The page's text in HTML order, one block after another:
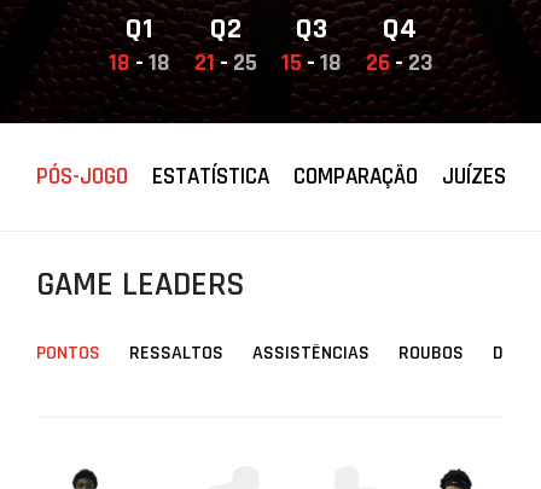
AGENTES
AGENDA
SELEÇÕES
ÁREA TÉCNICA
LIGA BETCLIC MASCULINA
Q1
18-18
Q2
21-25
Q3
15-18
Q4
26-23
PÓS-JOGO ESTATÍSTICA COMPARAÇÃO JUÍZES
GAME LEADERS
PONTOS RESSALTOS ASSISTÊNCIAS ROUBOS